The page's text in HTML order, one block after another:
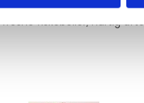
frosne fiskeboller, hurtig